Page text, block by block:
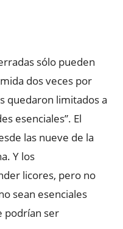
sólo pueden
dos veces por
quedaron limitados a
esenciales”. El
las nueve de la
Y los
licores, pero no
sean esenciales
podrían ser